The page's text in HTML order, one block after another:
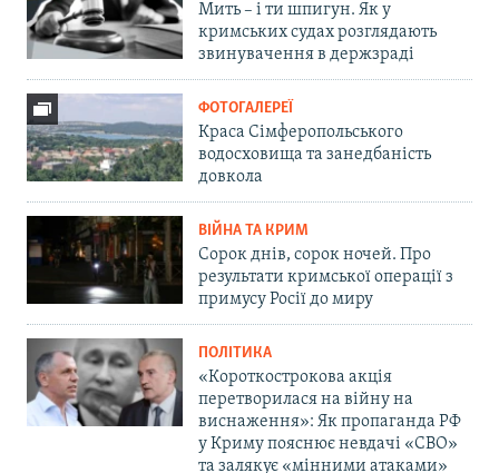
Мить – і ти шпигун. Як у
кримських судах розглядають
звинувачення в держзраді
ФОТОГАЛЕРЕЇ
Краса Сімферопольського
водосховища та занедбаність
довкола
ВІЙНА ТА КРИМ
Сорок днів, сорок ночей. Про
результати кримської операції з
примусу Росії до миру
ПОЛІТИКА
«Короткострокова акція
перетворилася на війну на
виснаження»: Як пропаганда РФ
у Криму пояснює невдачі «СВО»
та залякує «мінними атаками»